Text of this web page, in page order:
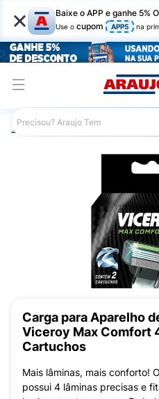
× Baixe o APP e ganhe 5%
Use o cupom APP5 na
Araujo Higiene Pessoal
Carga para Aparelho
Viceroy Max Comfort
Cartuchos
Mais lâminas, mais conforto!
possui 4 lâminas precisas e